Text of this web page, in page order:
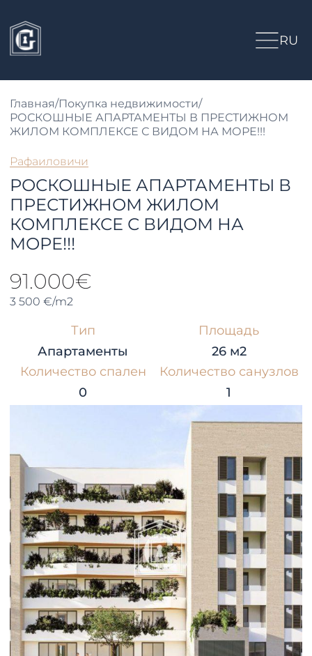
RU
Главная/Покупка недвижимости/
РОСКОШНЫЕ АПАРТАМЕНТЫ В ПРЕСТИЖНОМ
ЖИЛОМ КОМПЛЕКСЕ С ВИДОМ НА МОРЕ!!!
Рафаиловичи
РОСКОШНЫЕ АПАРТАМЕНТЫ В
ПРЕСТИЖНОМ ЖИЛОМ
КОМПЛЕКСЕ С ВИДОМ НА
МОРЕ!!!
91.000€
3 500 €/m2
Тип
Апартаменты
Площадь
26 м2
Количество спален
0
Количество санузлов
1